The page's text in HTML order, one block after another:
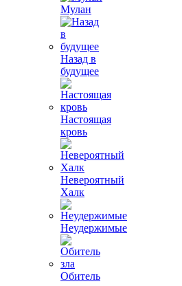
Мулан
Назад в
будущее
Настоящая
кровь
Невероятный
Халк
Неудержимые
Обитель